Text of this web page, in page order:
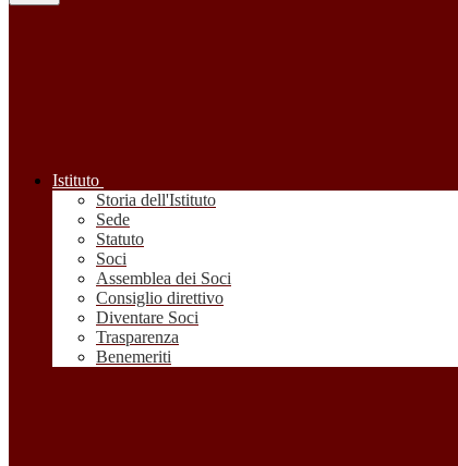
Istituto
Storia dell'Istituto
Sede
Statuto
Soci
Assemblea dei Soci
Consiglio direttivo
Diventare Soci
Trasparenza
Benemeriti